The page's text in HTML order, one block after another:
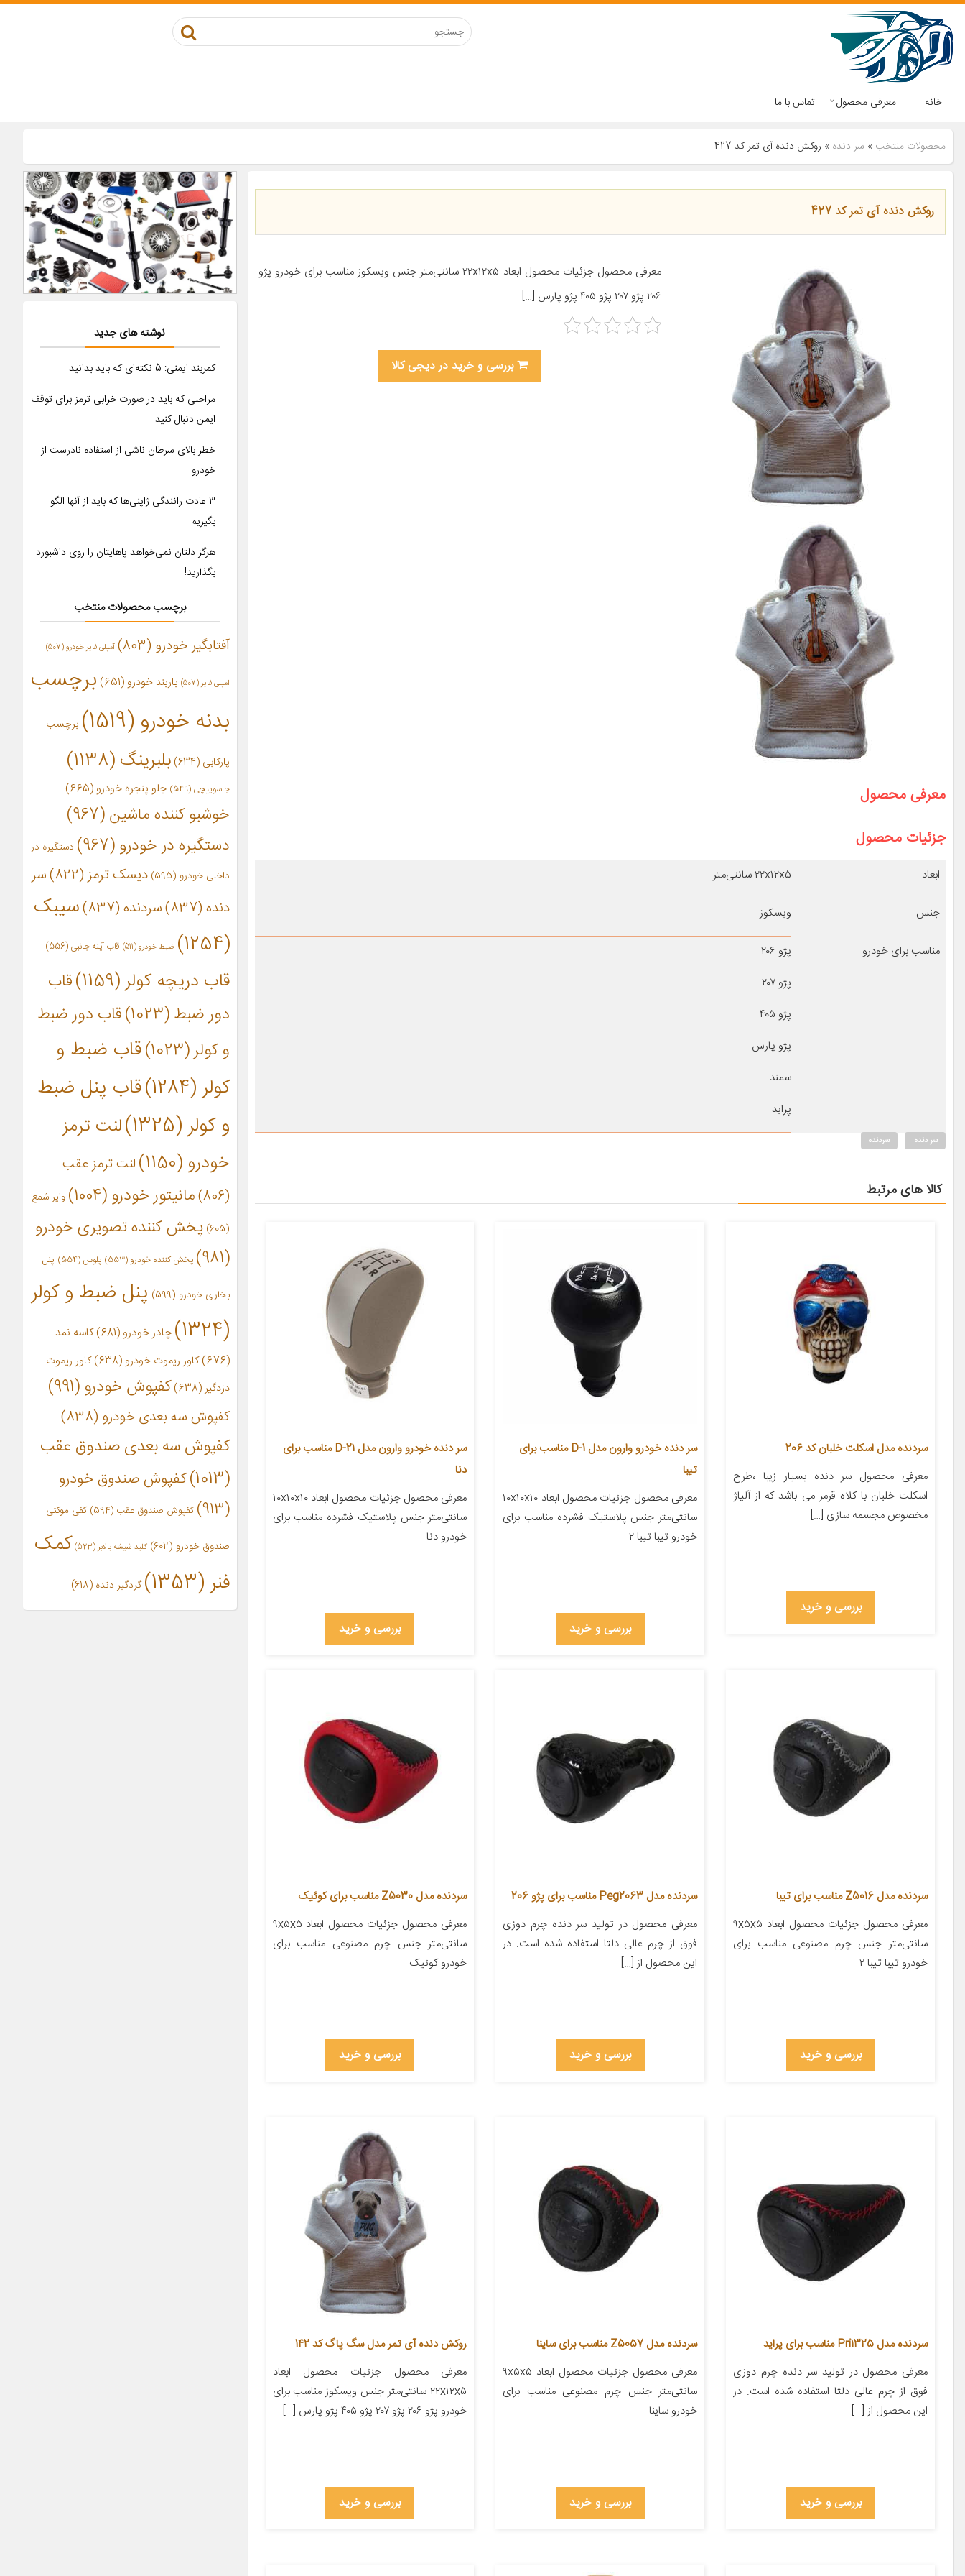
خانه معرفی محصول تماس با ما
محصولات منتخب » سر دنده » روکش دنده آی تمر کد 427
روکش دنده آی تمر کد 427
معرفی محصول جزئیات محصول ابعاد ۲۲x۱۲x۵ سانتی‌متر جنس ویسکوز مناسب برای خودرو پژو
۲۰۶ پژو ۲۰۷ پژو ۴۰۵ پژو پارس […]
بررسی و خرید در دیجی کالا
معرفی محصول
جزئیات محصول
ابعاد ۲۲x۱۲x۵ سانتی‌متر
جنس ویسکوز
مناسب برای خودرو
پژو ۲۰۶
پژو ۲۰۷
پژو ۴۰۵
پژو پارس
سمند
پراید
سر دنده سردنده
کالا های مرتبط
سردنده مدل اسکلت خلبان کد 206
معرفی محصول سر دنده بسیار زیبا ،طرح
اسکلت خلبان با کلاه قرمز می باشد که از آلیاژ
مخصوص مجسمه سازی […]
بررسی و خرید
سر دنده خودرو وارون مدل D-1 مناسب برای
تیبا
معرفی محصول جزئیات محصول ابعاد ۱۰x۱۰x۱۰
سانتی‌متر جنس پلاستیک فشرده مناسب برای
خودرو تیبا تیبا ۲
بررسی و خرید
سر دنده خودرو وارون مدل D-21 مناسب برای
دنا
معرفی محصول جزئیات محصول ابعاد ۱۰x۱۰x۱۰
سانتی‌متر جنس پلاستیک فشرده مناسب برای
خودرو دنا
بررسی و خرید
سردنده مدل Z5016 مناسب برای تیبا
معرفی محصول جزئیات محصول ابعاد ۹x۵x۵
سانتی‌متر جنس چرم مصنوعی مناسب برای
خودرو تیبا تیبا ۲
بررسی و خرید
سردنده مدل Peg2063 مناسب برای پژو 206
معرفی محصول در تولید سر دنده چرم دوزی
فوق از چرم عالی دلتا استفاده شده است. در
این محصول از […]
بررسی و خرید
سردنده مدل Z5030 مناسب برای کوئیک
معرفی محصول جزئیات محصول ابعاد ۹x۵x۵
سانتی‌متر جنس چرم مصنوعی مناسب برای
خودرو کوئیک
بررسی و خرید
سردنده مدل Pri1325 مناسب برای پراید
معرفی محصول در تولید سر دنده چرم دوزی
فوق از چرم عالی دلتا استفاده شده است. در
این محصول از […]
بررسی و خرید
سردنده مدل Z5057 مناسب برای ساینا
معرفی محصول جزئیات محصول ابعاد ۹x۵x۵
سانتی‌متر جنس چرم مصنوعی مناسب برای
خودرو ساینا
بررسی و خرید
روکش دنده آی تمر مدل سگ پاگ کد 142
معرفی محصول جزئیات محصول ابعاد
۲۲x۱۲x۵ سانتی‌متر جنس ویسکوز مناسب برای
خودرو پژو ۲۰۶ پژو ۲۰۷ پژو ۴۰۵ پژو پارس […]
بررسی و خرید
نوشته های جدید
کمربند ایمنی: 5 نکته‌ای که باید بدانید
مراحلی که باید در صورت خرابی ترمز برای توقف
ایمن دنبال کنید
خطر بالای سرطان ناشی از استفاده نادرست از
خودرو
۳ عادت رانندگی ژاپنی‌ها که باید از آنها الگو
بگیریم
هرگز دلتان نمی‌خواهد پاهایتان را روی داشبورد
بگذارید!
برچسب محصولات منتخب
آفتابگیر خودرو (803) آمپلی فایر خودرو(507)
امپلی فایر (507) باربند خودرو(651)
برچسب
بدنه خودرو(1519) برچسب
پارکابی (634) بلبرینگ(1138)
جاسوییچی (549) جلو پنجره خودرو (665)
خوشبو کننده ماشین(967)
دستگیره در خودرو(967)
دستگیره در
داخلی خودرو (595) دیسک ترمز(822)
سر
دنده(837) سردنده(837)
سیبک
(1254)
ضبط خودرو(511) قاب آینه جانبی (556)
قاب دریچه کولر(1159)
قاب
دور ضبط(1023)
قاب دور ضبط
و کولر(1023)
قاب ضبط و
کولر(1284)
قاب پنل ضبط
و کولر(1325)
لنت ترمز
خودرو(1150)
لنت ترمز عقب
(806)
مانیتور خودرو(1004)
وایر شمع
(605)
پخش کننده تصویری خودرو
(981)
پخش کننده خودرو(553) پلوس(554) پنل
بخاری خودرو (599)
پنل ضبط و کولر
(1324)
چادر خودرو (681)
کاسه نمد
(676)
کاور ریموت خودرو(638)
کاور ریموت
دزدگیر(638) کفپوش خودرو(991)
کفپوش سه بعدی خودرو (838)
کفپوش سه بعدی صندوق عقب
(1013)
کفپوش صندوق خودرو
(913)
کفپوش صندوق عقب (594) کفی موکتی
صندوق خودرو (602) کلید شیشه بالابر(523)
کمک
فنر(1353) گردگیر دنده (618)